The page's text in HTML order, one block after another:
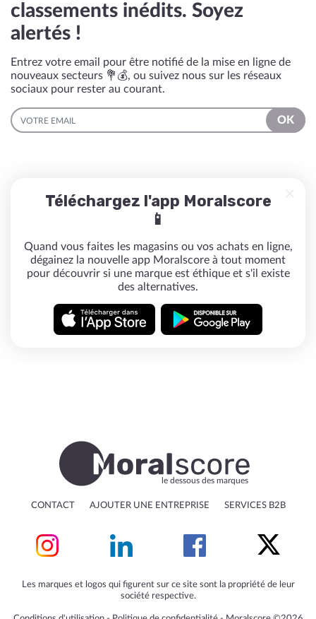
classements inédits. Soyez
alertés !
Entrez votre email pour être notifié de la mise en ligne de
nouveaux secteurs 💐💰, ou suivez nous sur les réseaux
sociaux pour rester au courant.
EMAIL
OK
Téléchargez l'app Moralscore
📱
Quand vous faites les magasins ou vos achats en ligne,
dégainez la nouvelle app Moralscore à tout moment
pour découvrir si une marque est éthique et s'il existe
des alternatives.
le dessous des marques
CONTACT AJOUTER UNE ENTREPRISE SERVICES B2B
Les marques et logos qui figurent sur ce site sont la propriété de leur
société respective.